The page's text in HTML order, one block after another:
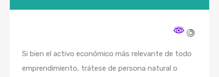
Si bien el activo económico más relevante de todo
emprendimiento, trátese de persona natural o